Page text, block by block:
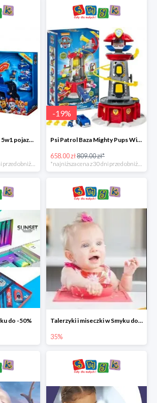
Psi Patrol Radiowóz 5w1 pojazd ratunkowy z figurką Chase'a -37%
-19%
Psi Patrol Baza Mighty Pups Wieża obserwacyjna+pojazd z figurką -19%
658.00 zł809.00 zł*
do -50% Talerzyki i miseczki w Smyku do -35%
35%